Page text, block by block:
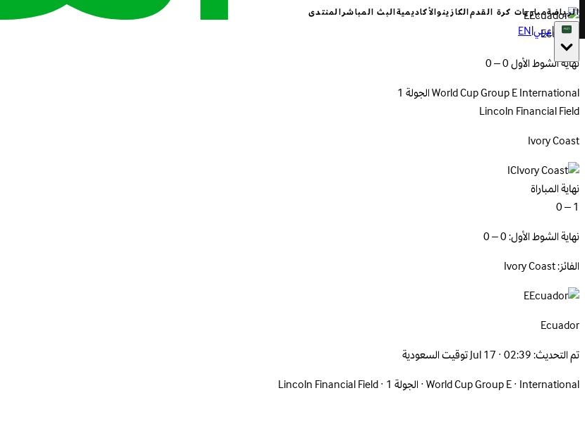
الرياضةمباريات كرة القدمالكازينوالأكاديميةالبث المباشرالمنتدى
|عربي|
EN
E
Ecuador
نهاية الشوط الأول 0 – 0
World Cup Group EInternational
الجولة 1
Lincoln Financial Field
IvoryCoast
IC
نهاية المباراة
1 – 0
نهاية الشوط الأول: 0 – 0
الفائز: Ivory Coast
E
Ecuador
تم التحديث:Jul 17 · 02:39 توقيت السعودية
World Cup Group E· International
·الجولة 1 ·
Lincoln Financial Field